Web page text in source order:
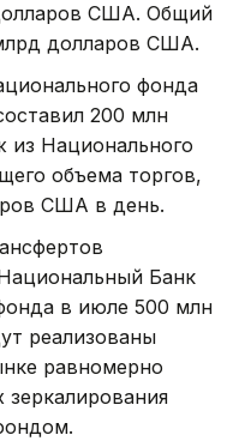
США. Общий
долларов США.
фонда
200 млн
Национального
объема торгов,
США в день.
Банк
в июле 500 млн
реализованы
равномерно